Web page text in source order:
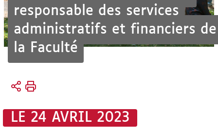
responsable des services
administratifs et financiers de
la Faculté
Vous
Accueil
Organisation
LE 24 AVRIL 2023